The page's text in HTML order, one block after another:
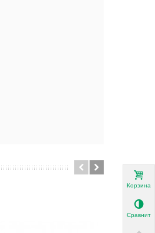
Корзина
Сравнить